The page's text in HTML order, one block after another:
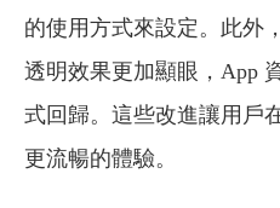
的使用方式來設定。此外
透明效果更加顯眼，App
式回歸。這些改進讓用戶
更流暢的體驗。